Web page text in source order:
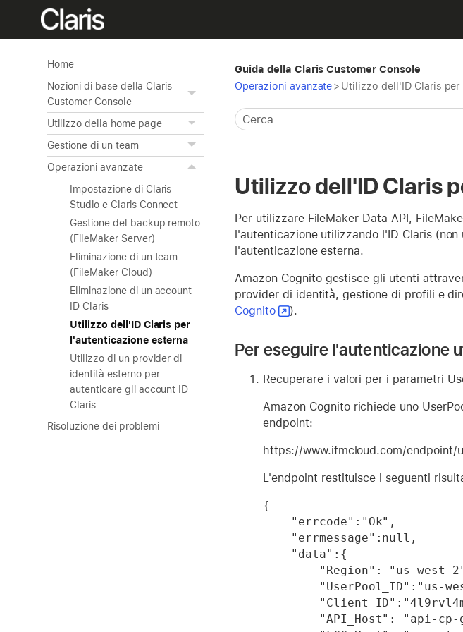
Home
Nozioni di base della Claris
Customer Console
Utilizzo della home page
Gestione di un team
Operazioni avanzate
Impostazione di Claris
Studio e Claris Connect
Gestione del backup remoto
(FileMaker Server)
Eliminazione di un team
(FileMaker Cloud)
Eliminazione di un account
ID Claris
Utilizzo dell'ID Claris per
l'autenticazione esterna
Utilizzo di un provider di
identità esterno per
autenticare gli account ID
Claris
Risoluzione dei problemi
Guida della Claris Customer Console
Operazioni avanzate> Utilizzo dell'ID Claris
Utilizzo dell'ID Claris
Per utilizzare FileMaker Data API,
l'autenticazione utilizzando l'ID Claris
l'autenticazione esterna.
Amazon Cognito gestisce gli utenti
provider di identità, gestione di profili e
Cognito
).
Per eseguire l'autenticazione
Recuperare i valori per i parametri
Amazon Cognito richiede uno
endpoint:
https://www.ifmcloud.com/endpoint/
L'endpoint restituisce i seguenti
{